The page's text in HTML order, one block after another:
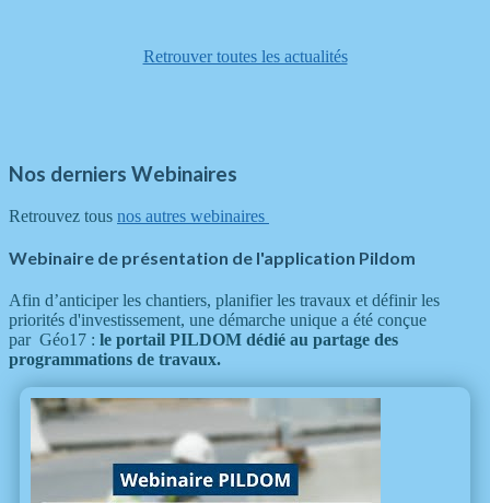
Retrouver toutes les actualités
Nos derniers Webinaires
Retrouvez tous nos autres webinaires
Webinaire de présentation de l'application Pildom
Afin d’anticiper les chantiers, planifier les travaux et définir les
priorités d'investissement, une démarche unique a été conçue
par Géo17 : le portail PILDOM dédié au partage des
programmations de travaux.